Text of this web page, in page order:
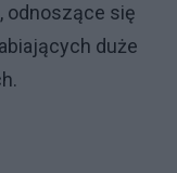
odnoszące się
duże